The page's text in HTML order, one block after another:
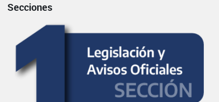
Secciones